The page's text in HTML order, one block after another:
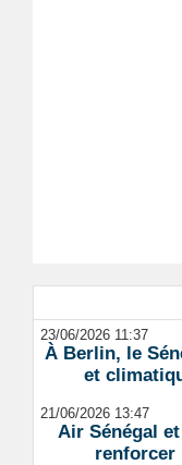
23/06/2026 11:37
À Berlin, le
et
21/06/2026 13:47
Air Sénégal
renforcer